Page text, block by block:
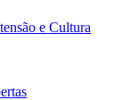
e Cultura